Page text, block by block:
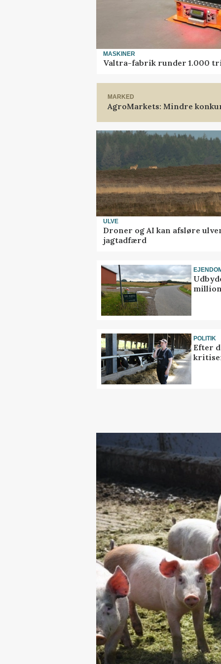
MASKINER
Valtra-fabrik runder 1.000
MARKED
AgroMarkets: Mindre
ULVE
Droner og AI kan afsløre
jagtadfærd
POLITIK
Efter